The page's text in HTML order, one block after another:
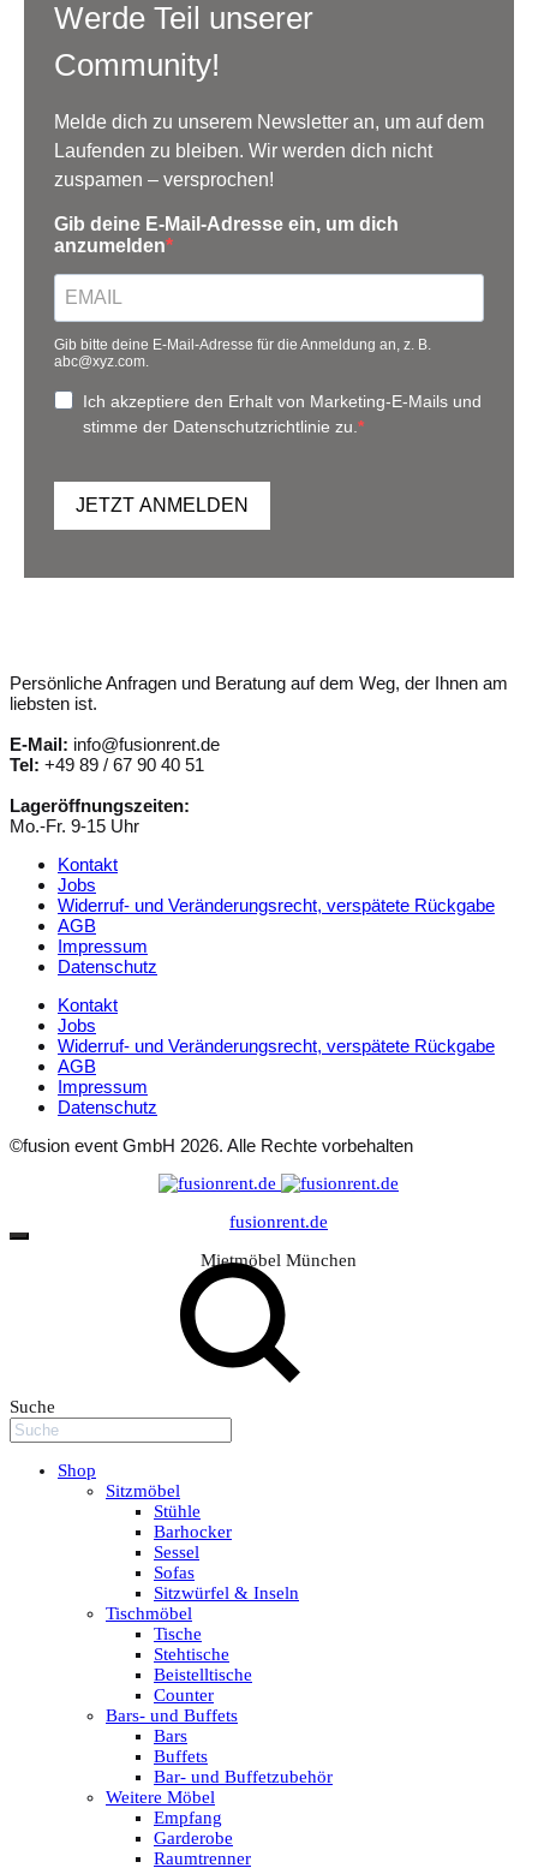
Werde Teil unserer
Community!
Melde dich zu unserem Newsletter an, um auf dem
Laufenden zu bleiben. Wir werden dich nicht
zuspamen – versprochen!
Gib deine E-Mail-Adresse ein, um dich
anzumelden
Gib bitte deine E-Mail-Adresse für die Anmeldung an, z. B.
abc@xyz.com.
Ich akzeptiere den Erhalt von Marketing-E-Mails und
stimme der Datenschutzrichtlinie zu.
JETZT ANMELDEN
Persönliche Anfragen und Beratung auf dem Weg, der Ihnen am
liebsten ist.
E-Mail: info@fusionrent.de
Tel: +49 89 / 67 90 40 51
Lageröffnungszeiten:
Mo.-Fr. 9-15 Uhr
Kontakt
Jobs
Widerruf- und Veränderungsrecht, verspätete Rückgabe
AGB
Impressum
Datenschutz
Kontakt
Jobs
Widerruf- und Veränderungsrecht, verspätete Rückgabe
AGB
Impressum
Datenschutz
©fusion event GmbH 2026. Alle Rechte vorbehalten
fusionrent.de
Mietmöbel München
Suche
Shop
Sitzmöbel
Stühle
Barhocker
Sessel
Sofas
Sitzwürfel & Inseln
Tischmöbel
Tische
Stehtische
Beistelltische
Counter
Bars- und Buffets
Bars
Buffets
Bar- und Buffetzubehör
Weitere Möbel
Empfang
Garderobe
Raumtrenner